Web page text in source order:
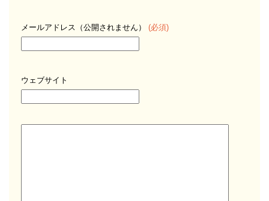
メールアドレス（公開されません） (必須)
ウェブサイト